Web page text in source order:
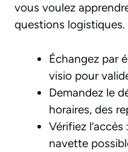
vous voulez
questions logistiques.
Échangez par
visio pour
Demandez le
horaires, des
Vérifiez
navette